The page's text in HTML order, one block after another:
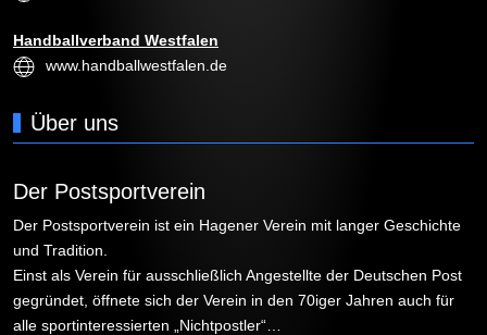
Handballverband Westfalen
www.handballwestfalen.de
Über uns
Der Postsportverein
Der Postsportverein ist ein Hagener Verein mit langer Geschichte
und Tradition.
Einst als Verein für ausschließlich Angestellte der Deutschen Post
gegründet, öffnete sich der Verein in den 70iger Jahren auch für
alle sportinteressierten „Nichtpostler“…